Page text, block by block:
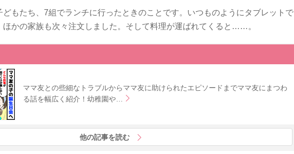
どもたち、7組でランチに行ったときのことです。いつものようにタブレットで
ほかの家族も次々注文しました。そして料理が運ばれてくると……。
ママ友との些細なトラブルからママ友に助けられたエピソードまでママ友にまつわ
る話を幅広く紹介！幼稚園や…
他の記事を読む